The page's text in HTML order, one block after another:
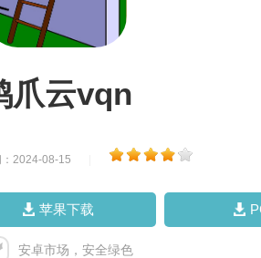
爪云vqn
：2024-08-15
苹果下载
安卓市场，安全绿色